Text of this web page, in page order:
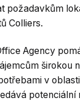
požadavkům
Colliers.
Agency
širokou
v
potenciální